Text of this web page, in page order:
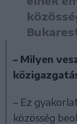
– Milyen
– Ez
közösség